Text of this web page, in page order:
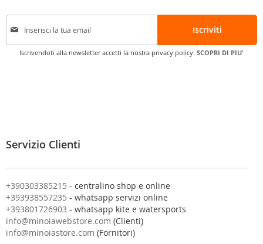
I
c
l
n
o
s
t
r
a
Iscriviti
Iscrivendoti alla newsletter accetti la nostra privacy policy. SCOPRI DI PIU'
Servizio Clienti
+390303385215 - centralino shop e online
+393938557235 - whatsapp servizi online
+393801726903 - whatsapp kite e watersports
info@minoiawebstore.com (Clienti)
info@minoiastore.com (Fornitori)